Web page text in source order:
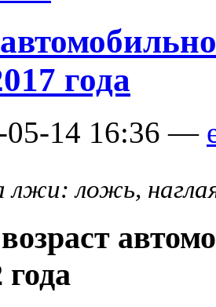
года
05-14 16:36 —
лжи: ложь,
года